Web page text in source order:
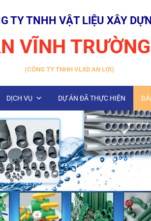
TY TNHH VẬT LIỆU XÂY
VĨNH TRƯỜNG
(CÔNG TY TNHH VLXD AN LỢI)
DỊCH VỤ DỰ ÁN ĐÃ THỰC HIỆN